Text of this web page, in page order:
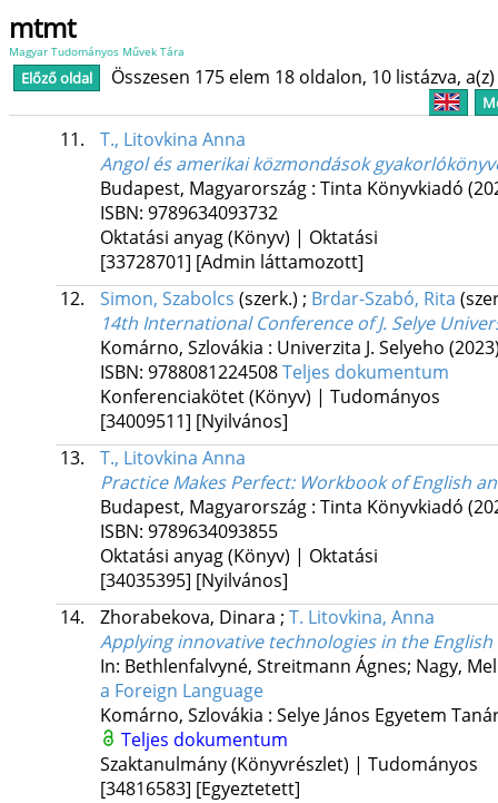
mtmt
Magyar Tudományos Művek Tára
Előző oldal Összesen 175 elem 18 oldalon, 10 listázva,
11.
T., Litovkina Anna
Angol és amerikai közmondások
Budapest, Magyarország : Tinta Könyvkiadó
ISBN: 9789634093732
Oktatási anyag (Könyv) | Oktatási
[33728701] [Admin láttamozott]
12.
Simon, Szabolcs (szerk.) ; Brdar-Szabó, Rita
14th International Conference of J. Selye
Komárno, Szlovákia : Univerzita J. Selyeho
ISBN: 9788081224508Teljes dokumentum
Konferenciakötet (Könyv) | Tudományos
[34009511] [Nyilvános]
13.
T., Litovkina Anna
Practice Makes Perfect: Workbook of English
Budapest, Magyarország : Tinta Könyvkiadó
ISBN: 9789634093855
Oktatási anyag (Könyv) | Oktatási
[34035395] [Nyilvános]
14.
Zhorabekova, Dinara ; T. Litovkina, Anna
Applying innovative technologies in the
In: Bethlenfalvyné, Streitmann Ágnes; Nagy,
a Foreign Language
Komárno, Szlovákia : Selye János Egyetem
Teljes dokumentum
Szaktanulmány (Könyvrészlet) | Tudományos
[34816583] [Egyeztetett]